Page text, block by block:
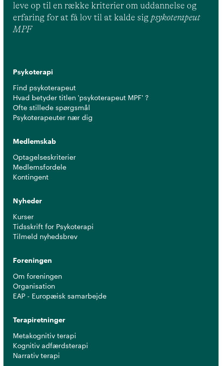
leve op til en række kriterier om uddannelse og
erfaring for at få lov til at kalde sig psykoterapeut
MPF
Psykoterapi
Find psykoterapeut
Hvad betyder titlen 'psykoterapeut MPF' ?
Ofte stillede spørgsmål
Psykoterapeuter nær dig
Medlemskab
Optagelseskriterier
Medlemsfordele
Kontingent
Nyheder
Kurser
Tidsskrift for Psykoterapi
Tilmeld nyhedsbrev
Foreningen
Om foreningen
Organisation
EAP - Europæisk samarbejde
Terapiretninger
Metakognitiv terapi
Kognitiv adfærdsterapi
Narrativ terapi